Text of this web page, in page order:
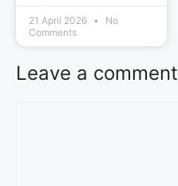
21 April 2026
No
Comments
Leave a comment